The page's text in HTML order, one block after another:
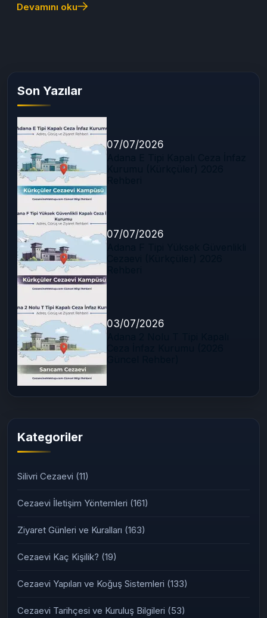
Devamını oku
Son Yazılar
07/07/2026
07/07/2026
03/07/2026
Kategoriler
Silivri Cezaevi (11)
Cezaevi İletişim Yöntemleri (161)
Ziyaret Günleri ve Kuralları (163)
Cezaevi Kaç Kişilik? (19)
Cezaevi Yapıları ve Koğuş Sistemleri (133)
Cezaevi Tarihçesi ve Kuruluş Bilgileri (53)